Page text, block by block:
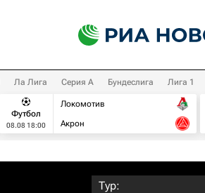
Ла Лига Серия А Бундеслига Лига 1
Футбол
08.08 18:00
Локомотив
Акрон
Тур: